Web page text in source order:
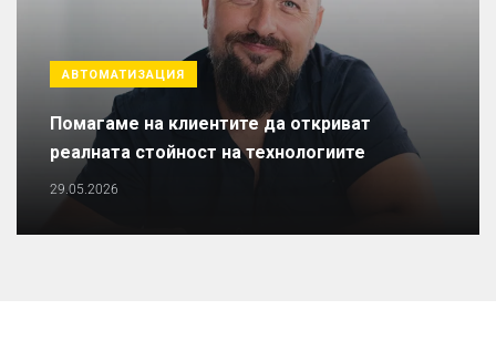
АВТОМАТИЗАЦИЯ
Помагаме на клиентите да откриват
реалната стойност на технологиите
29.05.2026